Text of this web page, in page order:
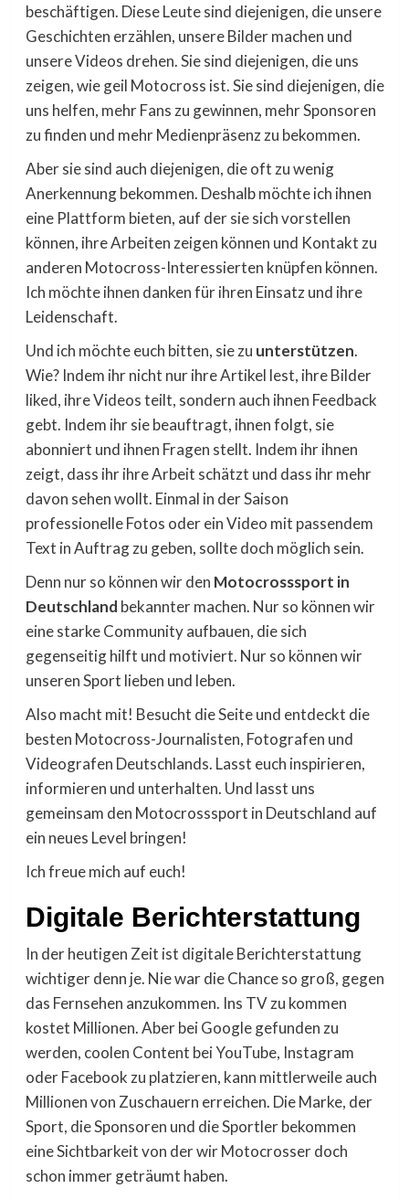
beschäftigen. Diese Leute sind diejenigen, die unsere
Geschichten erzählen, unsere Bilder machen und
unsere Videos drehen. Sie sind diejenigen, die uns
zeigen, wie geil Motocross ist. Sie sind diejenigen, die
uns helfen, mehr Fans zu gewinnen, mehr Sponsoren
zu finden und mehr Medienpräsenz zu bekommen.
Aber sie sind auch diejenigen, die oft zu wenig
Anerkennung bekommen. Deshalb möchte ich ihnen
eine Plattform bieten, auf der sie sich vorstellen
können, ihre Arbeiten zeigen können und Kontakt zu
anderen Motocross-Interessierten knüpfen können.
Ich möchte ihnen danken für ihren Einsatz und ihre
Leidenschaft.
Und ich möchte euch bitten, sie zu unterstützen.
Wie? Indem ihr nicht nur ihre Artikel lest, ihre Bilder
liked, ihre Videos teilt, sondern auch ihnen Feedback
gebt. Indem ihr sie beauftragt, ihnen folgt, sie
abonniert und ihnen Fragen stellt. Indem ihr ihnen
zeigt, dass ihr ihre Arbeit schätzt und dass ihr mehr
davon sehen wollt. Einmal in der Saison
professionelle Fotos oder ein Video mit passendem
Text in Auftrag zu geben, sollte doch möglich sein.
Denn nur so können wir den Motocrosssport in
Deutschland bekannter machen. Nur so können wir
eine starke Community aufbauen, die sich
gegenseitig hilft und motiviert. Nur so können wir
unseren Sport lieben und leben.
Also macht mit! Besucht die Seite und entdeckt die
besten Motocross-Journalisten, Fotografen und
Videografen Deutschlands. Lasst euch inspirieren,
informieren und unterhalten. Und lasst uns
gemeinsam den Motocrosssport in Deutschland auf
ein neues Level bringen!
Ich freue mich auf euch!
Digitale Berichterstattung
In der heutigen Zeit ist digitale Berichterstattung
wichtiger denn je. Nie war die Chance so groß, gegen
das Fernsehen anzukommen. Ins TV zu kommen
kostet Millionen. Aber bei Google gefunden zu
werden, coolen Content bei YouTube, Instagram
oder Facebook zu platzieren, kann mittlerweile auch
Millionen von Zuschauern erreichen. Die Marke, der
Sport, die Sponsoren und die Sportler bekommen
eine Sichtbarkeit von der wir Motocrosser doch
schon immer geträumt haben.